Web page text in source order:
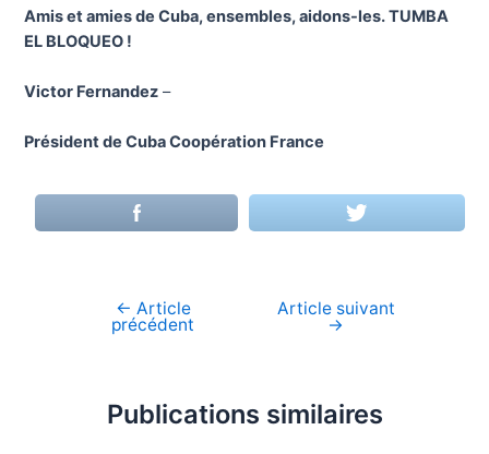
Amis et amies de Cuba, ensembles, aidons-les. TUMBA
EL BLOQUEO !
Victor Fernandez –
Président de Cuba Coopération France
Navigation
← Article
précédent
Article suivant
→
Publications similaires